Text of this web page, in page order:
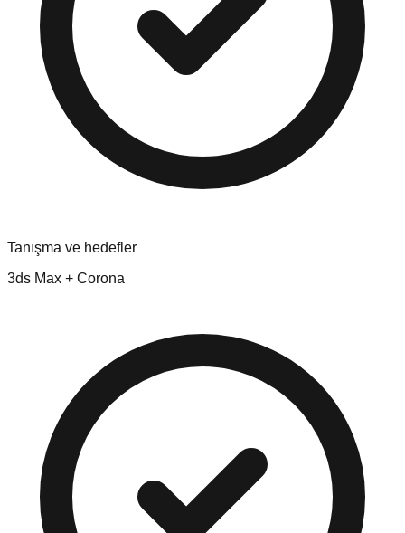
Tanışma ve hedefler
3ds Max + Corona